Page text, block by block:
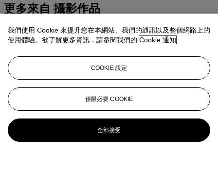
更多來自 攝影作品
查看全部
查看全部
我們使用 Cookie 來提升您在本網站、我們的通訊以及整個網路上的
使用體驗。欲了解更多資訊，請參閱我們的 Cookie 通知
COOKIE 設定
僅限必要 COOKIE
全部接受